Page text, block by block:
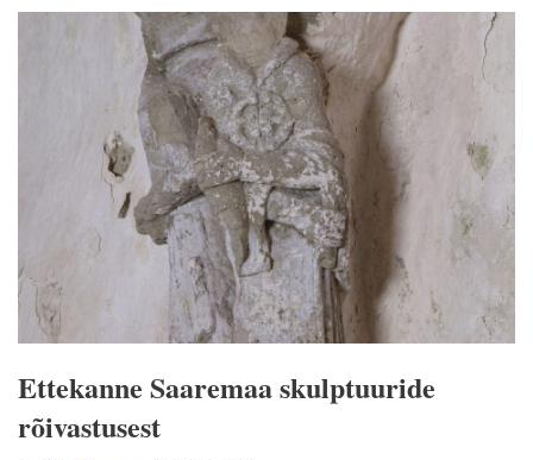
Ettekanne Saaremaa skulptuuride
rõivastusest